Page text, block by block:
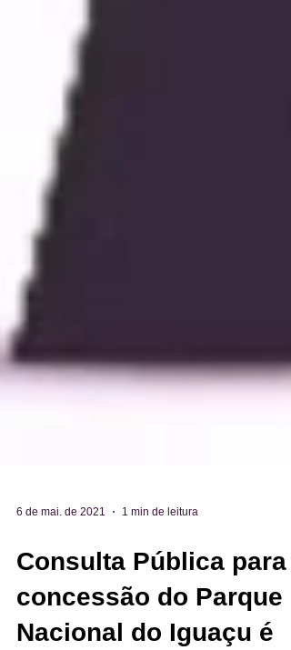
Consulta Pública para
concessão do Parque